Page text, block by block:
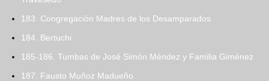
183. Congregación Madres de los Desamparados
184. Bertuchi
185-186. Tumbas de José Simón Méndez y Familia Giménez
187. Fausto Muñoz Madueño